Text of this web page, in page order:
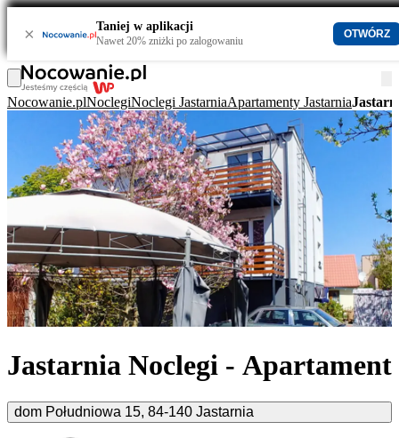
× Taniej w aplikacji
Nawet 20% zniżki po zalogowaniu
OTWÓRZ
Nocowanie.plNoclegiNoclegi JastarniaApartamenty Jastarnia
Jastarnia Noclegi - Apartament
dom Południowa 15, 84-140 Jastarnia